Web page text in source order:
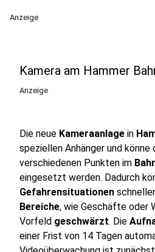
Anzeige
Kamera am Hammer
Anzeige
Die neue Kameraanlage in
speziellen Anhänger und könne
verschiedenen Punkten im
eingesetzt werden. Dadurch
Gefahrensituationen
Bereiche, wie Geschäfte oder
Vorfeld geschwärzt. Die
einer Frist von 14 Tagen